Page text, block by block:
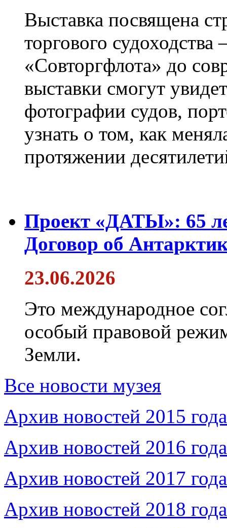
Выставка посвящена
торгового
«Совторгфлота» до
выставки смогут
фотографии судов,
узнать о том, как
протяжении
Проект «ДАТЫ»: 65
Договор об
23.06.2026
Это международное
особый правовой
Земли.
Все новости музея
Архив новостей 2015 года
Архив новостей 2016 года
Архив новостей 2017 года
Архив новостей 2018 года